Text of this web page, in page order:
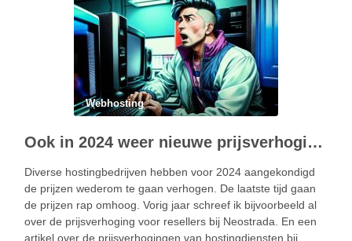
Webhosting
Ook in 2024 weer nieuwe prijsverhogingen hosting
Diverse hostingbedrijven hebben voor 2024 aangekondigd
de prijzen wederom te gaan verhogen. De laatste tijd gaan
de prijzen rap omhoog. Vorig jaar schreef ik bijvoorbeeld al
over de prijsverhoging voor resellers bij Neostrada. En een
artikel over de prijsverhogingen van hostingdiensten bij